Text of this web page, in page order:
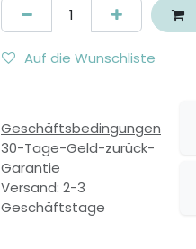
Auf die Wunschliste
Geschäftsbedingungen
30-Tage-Geld-zurück-
Garantie
Versand: 2-3
Geschäftstage